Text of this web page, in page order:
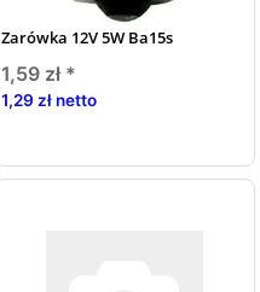
Zarówka 12V 5W Ba15s
1,59 zł *
1,29 zł netto